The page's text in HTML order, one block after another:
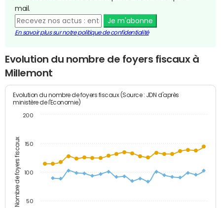
mail.
Je m'abonne
En savoir plus sur notre politique de confidentialité
Evolution du nombre de foyers fiscaux à
Millemont
Nombre de foyers fiscaux
Evolution du nombre de foyers fiscaux (Source : JDN d'après
ministère de l'Economie)
50
100
150
200